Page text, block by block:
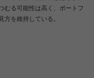
むる可能性は高く、ポートフ
方を維持している。